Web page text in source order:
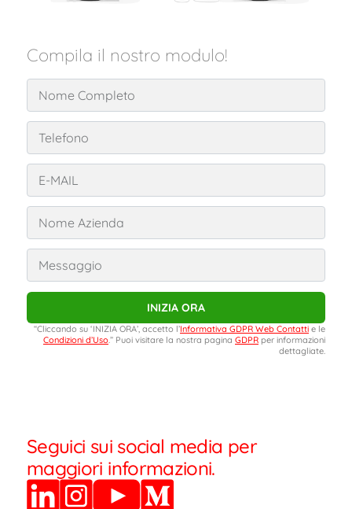
Compila il nostro modulo!
INIZIA ORA
“Cliccando su ‘INIZIA ORA’, accetto l’Informativa GDPR Web Contatti e le
Condizioni d’Uso.” Puoi visitare la nostra pagina GDPR per informazioni
dettagliate.
Seguici sui social media per
maggiori informazioni.